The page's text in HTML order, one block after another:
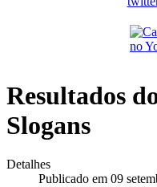
Resultados
Slogans
Detalhes
Publicado em 09